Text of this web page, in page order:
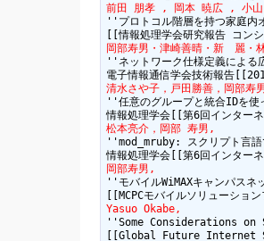
前田 朋孝 , 岡本 暁広 , 小
''プロトコル階層を持つ家庭内
岡部寿男・津崎善晴・新　麗・
''ネットワーク仕様定義によ
清水さや子，戸田勝善，岡部寿
''任意のグループと統合IDを使
松本亮介，岡部 寿男,
''mod_mruby: スクリプト言語
岡部寿男,
''モバイルWiMAXキャンパス
Yasuo Okabe,
''Some Considerations